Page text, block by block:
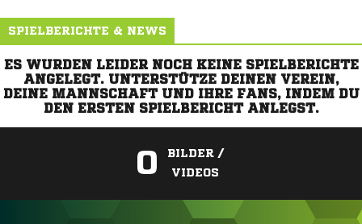
SPIELBERICHTE & NEWS
ES WURDEN LEIDER NOCH KEINE SPIELBERICHTE
ANGELEGT. UNTERSTÜTZE DEINEN VEREIN,
DEINE MANNSCHAFT UND IHRE FANS, INDEM DU
DEN ERSTEN SPIELBERICHT ANLEGST.
0
BILDER /
VIDEOS